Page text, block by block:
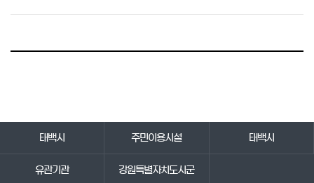
태백시 주민이용시설 태백시
유관기관 강원특별자치도시군